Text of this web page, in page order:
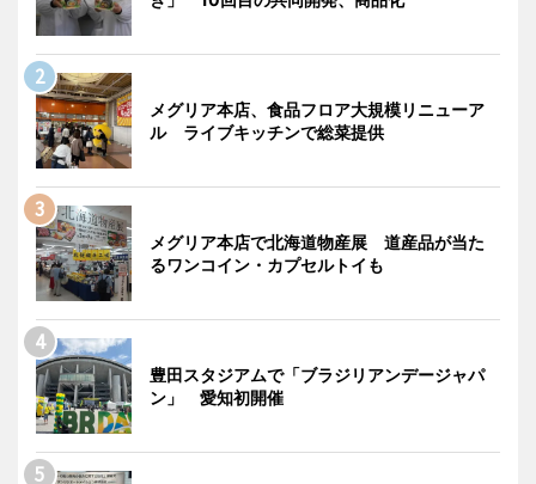
メグリア本店、食品フロア大規模リニューア
ル ライブキッチンで総菜提供
メグリア本店で北海道物産展 道産品が当た
るワンコイン・カプセルトイも
豊田スタジアムで「ブラジリアンデージャパ
ン」 愛知初開催